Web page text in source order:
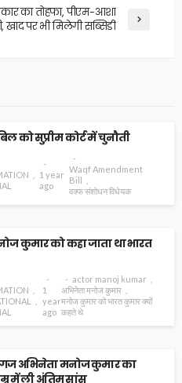
का तोहफा, पीएम-आशा
खाद पर भी मिलेगी सब्सिडी
को सुप्रीम कोर्ट में चुनौती
1 year
ago
Waqf Amendment
Bill
वक्फ संशोधन विधेयक
कुमार को कहा जाता था भारत
1
year
ago
actor manoj kumar
अभिनेता मनोज कुमार
मनोज कुमार को भारत कुमार क्यों
कहते थे
अभिनेता मनोज कुमार का
में ली अंतिम सांस